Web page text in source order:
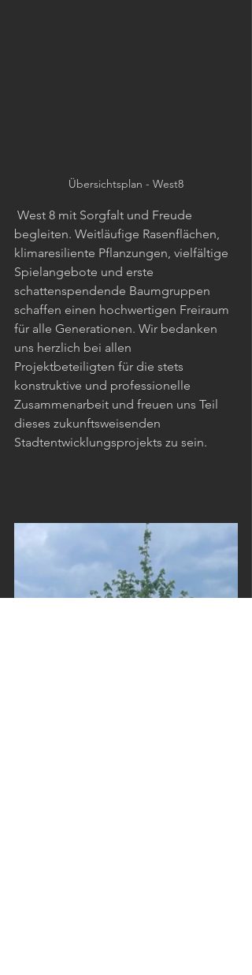
Übersichtsplan - West8
begleiten. Weitläufige Rasenflächen,
klimaresiliente Pflanzungen, vielfältige
Spielangebote und erste
schattenspendende Baumgruppen
schaffen einen hochwertigen Freiraum
für alle Generationen. Wir bedanken
uns herzlich bei allen
Projektbeteiligten für die stets
konstruktive und professionelle
Zusammenarbeit und freuen uns Teil
dieses zukunftsweisenden
Stadtentwicklungsprojekts zu sein.